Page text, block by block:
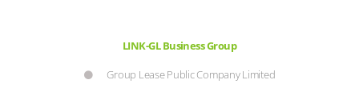
LINK-GL Business Group
Group Lease Public Company Limited